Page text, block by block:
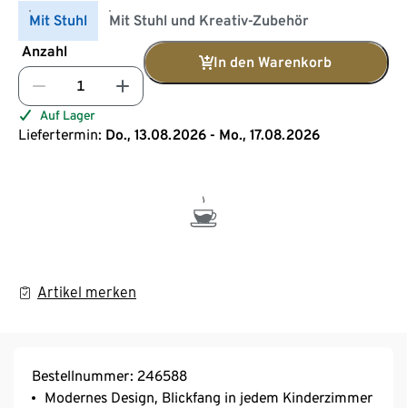
Mit Stuhl
Mit Stuhl und Kreativ-Zubehör
Anzahl
In den Warenkorb
Auf Lager
Liefertermin: Do., 13.08.2026 - Mo., 17.08.2026
Artikel merken
Bestellnummer: 246588
Modernes Design, Blickfang in jedem Kinderzimmer